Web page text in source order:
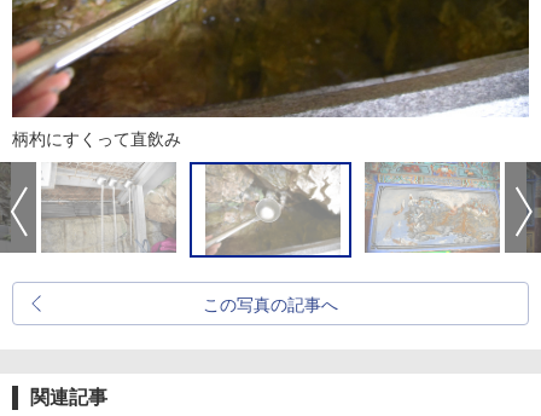
柄杓にすくって直飲み
この写真の記事へ
関連記事